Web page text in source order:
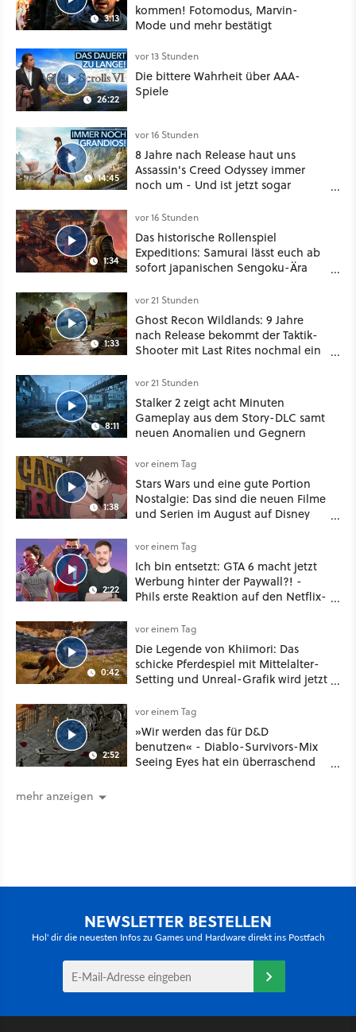
3:13
kommen! Fotomodus, Marvin-
Mode und mehr bestätigt
26:22
vor 13 Stunden
Die bittere Wahrheit über AAA-
Spiele
14:45
vor 16 Stunden
8 Jahre nach Release haut uns
Assassin's Creed Odyssey immer
noch um - Und ist jetzt sogar
1:34
vor 16 Stunden
Das historische Rollenspiel
Expeditions: Samurai lässt euch ab
sofort japanischen Sengoku-Ära
oder Diplomatie
1:33
vor 21 Stunden
Ghost Recon Wildlands: 9 Jahre
nach Release bekommt der Taktik-
Shooter mit Last Rites nochmal ein
8:11
vor 21 Stunden
Stalker 2 zeigt acht Minuten
Gameplay aus dem Story-DLC samt
neuen Anomalien und Gegnern
1:38
vor einem Tag
Stars Wars und eine gute Portion
Nostalgie: Das sind die neuen Filme
und Serien im August auf Disney
2:22
vor einem Tag
Ich bin entsetzt: GTA 6 macht jetzt
Werbung hinter der Paywall?! -
Phils erste Reaktion auf den Netflix-
0:42
vor einem Tag
Die Legende von Khiimori: Das
schicke Pferdespiel mit Mittelalter-
Setting und Unreal-Grafik wird jetzt
2:52
vor einem Tag
»Wir werden das für D&D
benutzen« - Diablo-Survivors-Mix
Seeing Eyes hat ein überraschend
mehr anzeigen
NEWSLETTER BESTELLEN
Hol' dir die neuesten Infos zu Games und Hardware direkt ins Postfach